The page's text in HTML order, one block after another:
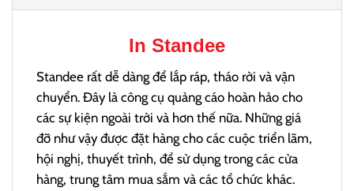
In Standee
Standee rất dễ dàng để lắp ráp, tháo rời và vận
chuyển. Đây là công cụ quảng cáo hoàn hảo cho
các sự kiện ngoài trời và hơn thế nữa. Những giá
đỡ như vậy được đặt hàng cho các cuộc triển lãm,
hội nghị, thuyết trình, để sử dụng trong các cửa
hàng, trung tâm mua sắm và các tổ chức khác.